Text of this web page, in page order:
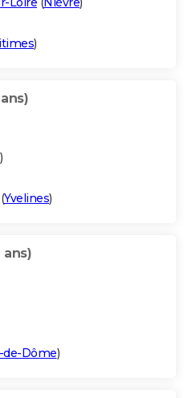
)
ans)
)
(Yvelines)
ans)
de-Dôme)